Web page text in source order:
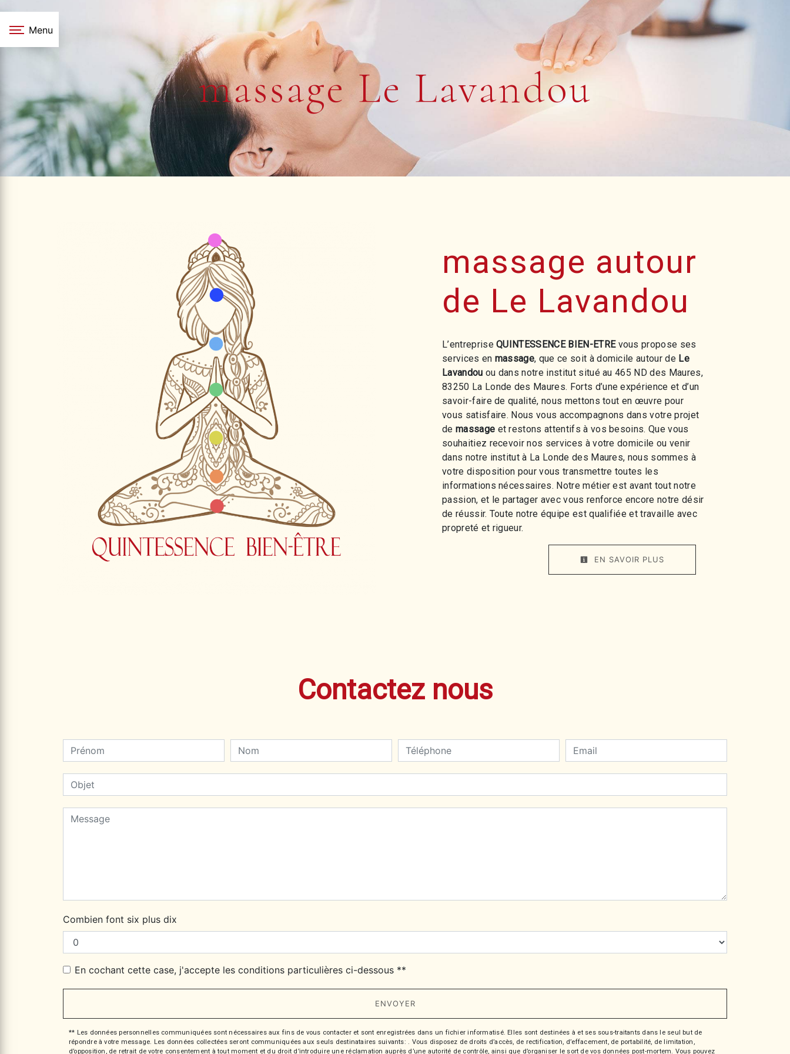
Menu
massage Le Lavandou
massage autour
de Le Lavandou
L’entrepriseQUINTESSENCE BIEN-ETREvous propose ses
services en massage, que ce soit à domicile autour de Le
Lavandou ou dans notre institut situé au 465 ND des Maures,
83250 La Londe des Maures. Forts d’une expérience et d’un
savoir-faire de qualité, nous mettons tout en œuvre pour
vous satisfaire. Nous vous accompagnons dans votre projet
de massage et restons attentifs à vos besoins. Que vous
souhaitiez recevoir nos services à votre domicile ou venir
dans notre institut à La Londe des Maures, nous sommes à
votre disposition pour vous transmettre toutes les
informations nécessaires. Notre métier est avant tout notre
passion, et le partager avec vous renforce encore notre désir
de réussir. Toute notre équipe est qualifiée et travaille avec
propreté et rigueur.
EN SAVOIR PLUS
Contactez nous
Combien font six plus dix
En cochant cette case, j'accepte les conditions particulières ci-dessous **
ENVOYER
** Les données personnelles communiquées sont nécessaires aux fins de vous contacter et sont enregistrées dans un fichier informatisé. Elles sont destinées à et ses sous-traitants dans le seul but de
répondre à votre message. Les données collectées seront communiquées aux seuls destinataires suivants: . Vous disposez de droits d’accès, de rectification, d’effacement, de portabilité, de limitation,
d’opposition, de retrait de votre consentement à tout moment et du droit d’introduire une réclamation auprès d’une autorité de contrôle, ainsi que d’organiser le sort de vos données post-mortem. Vous pouvez